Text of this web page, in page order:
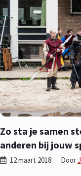
Zo sta je samen
anderen bij jouw
12 maart 2018 Door